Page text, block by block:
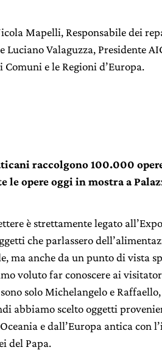
Mapelli, Responsabile dei
Valaguzza, Presidente
e le Regioni d’Europa.
raccolgono 100.000
le opere oggi in mostra a
è strettamente legato
che parlassero
ma anche da un punto di vista
voluto far conoscere ai
solo Michelangelo e
abbiamo scelto oggetti
e dall’Europa antica con
del Papa.